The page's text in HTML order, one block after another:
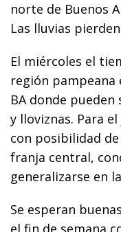
norte de Buenos
Las lluvias
El miércoles el
región
BA donde
y lloviznas. Para
con posibilidad
franja central,
generalizarse en
Se esperan
el fin de semana